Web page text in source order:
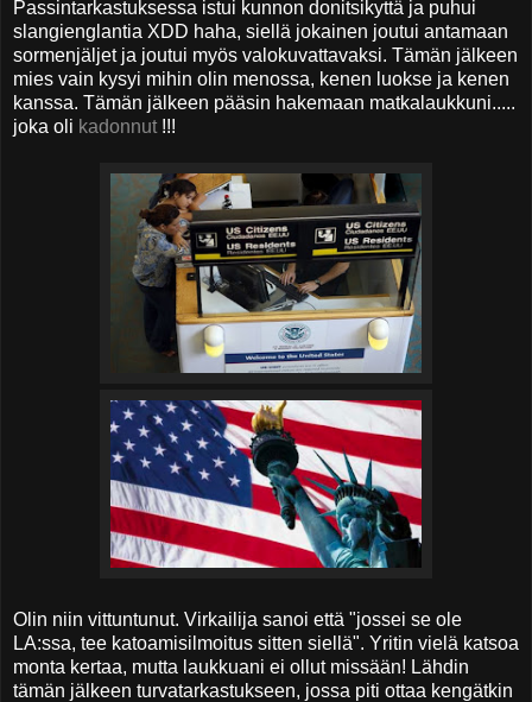
Passintarkastuksessa istui kunnon donitsikyttä ja puhui
slangienglantia XDD haha, siellä jokainen joutui antamaan
sormenjäljet ja joutui myös valokuvattavaksi. Tämän jälkeen
mies vain kysyi mihin olin menossa, kenen luokse ja kenen
kanssa. Tämän jälkeen pääsin hakemaan matkalaukkuni.....
joka oli kadonnut !!!
Olin niin vittuntunut. Virkailija sanoi että "jossei se ole
LA:ssa, tee katoamisilmoitus sitten siellä". Yritin vielä katsoa
monta kertaa, mutta laukkuani ei ollut missään! Lähdin
tämän jälkeen turvatarkastukseen, jossa piti ottaa kengätkin